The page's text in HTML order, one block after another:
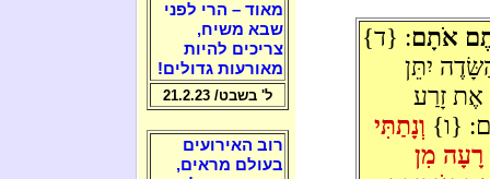
אֹתָם: {ד}
יִתֵּן
אֶת זָרַע
{ו} וְנָתַתִּי
רָעָה מִן
מאוד – הרי לפני
שבא משיח,
צריכים להיות
מאורעות גדולים!
ל' בשבט/ 21.2.23
רוב האירועים
בעולם מראים,